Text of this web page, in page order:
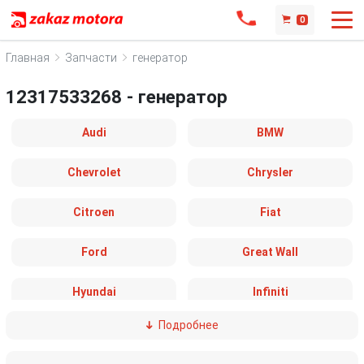
0
Главная Запчасти генератор
12317533268 - генератор
Audi BMW
Chevrolet Chrysler
Citroen Fiat
Ford Great Wall
Hyundai Infiniti
Подробнее